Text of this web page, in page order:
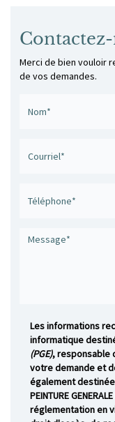
Merci de bien vouloir
de vos demandes.
Les informations
informatique
(PGE), responsable
votre demande et
également
PEINTURE
réglementation en